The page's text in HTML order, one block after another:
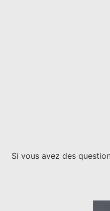
Si vous avez des